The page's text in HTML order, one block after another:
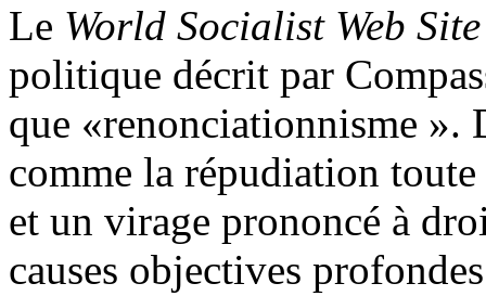
Le World Socialist Web
politique décrit par
que «renonciationnisme ».
comme la répudiation
et un virage prononcé à
causes objectives